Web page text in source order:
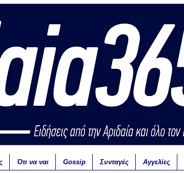
Ότι να ναι Gossip Συνταγές Αγγελίες